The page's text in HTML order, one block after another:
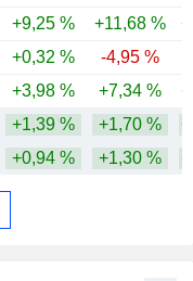
+9,25 % +11,68 %
+0,32 % -4,95 %
+3,98 % +7,34 %
+1,39 % +1,70 %
+0,94 % +1,30 %